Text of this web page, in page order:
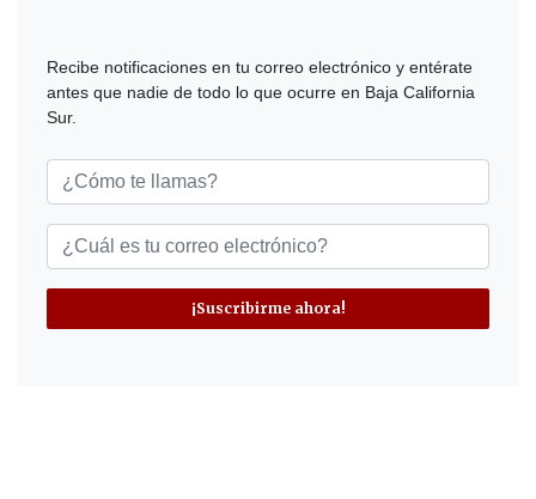
Recibe notificaciones en tu correo electrónico y entérate
antes que nadie de todo lo que ocurre en Baja California
Sur.
¡Suscribirme ahora!